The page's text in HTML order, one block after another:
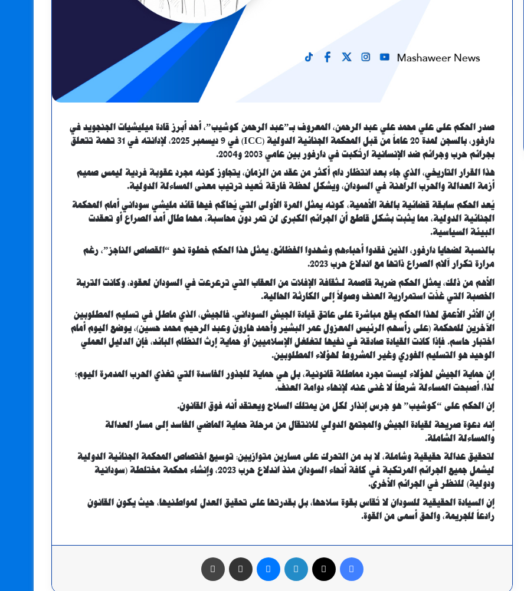
صدر الحكم على علي محمد علي عبد الرحمن، المعروف بـ”عبد الرحمن كوشيب”، أحد أبرز قادة ميليشيات الجنجويد في
دارفور، بالسجن لمدة 20 عاماً من قبل المحكمة الجنائية الدولية (ICC) في 9 ديسمبر 2025، لإدانته في 31 تهمة تتعلق
بجرائم حرب وجرائم ضد الإنسانية ارتُكبت في دارفور بين عامي 2003 و2004.
هذا القرار التاريخي، الذي جاء بعد انتظار دام أكثر من عقد من الزمان، يتجاوز كونه مجرد عقوبة فردية ليمس صميم
أزمة العدالة والحرب الراهنة في السودان، ويشكل لحظة فارقة تُعيد ترتيب معنى المساءلة الدولية.
يُعد الحكم سابقة قضائية بالغة الأهمية، كونه يمثل المرة الأولى التي يُحاكَم فيها قائد مليشي سوداني أمام المحكمة
الجنائية الدولية، مما يثبت بشكل قاطع أن الجرائم الكبرى لن تمر دون محاسبة، مهما طال أمد الصراع أو تعقدت
البيئة السياسية.
بالنسبة لضحايا دارفور، الذين فقدوا أحباءهم وشهدوا الفظائع، يمثل هذا الحكم خطوة نحو “القصاص الناجز”، رغم
مرارة تكرار آلام الصراع ذاتها مع اندلاع حرب 2023.
الأهم من ذلك، يمثل الحكم ضربة قاصمة لـثقافة الإفلات من العقاب التي ترعرعت في السودان لعقود، وكانت التربة
الخصبة التي غذّت استمرارية العنف وصولاً إلى الكارثة الحالية.
إن الأثر الأعمق لهذا الحكم يقع مباشرة على عاتق قيادة الجيش السوداني. فالجيش، الذي ماطل في تسليم المطلوبين
الآخرين للمحكمة (على رأسهم الرئيس المعزول عمر البشير وأحمد هارون وعبد الرحيم محمد حسين)، يوضع اليوم أمام
اختبار حاسم. فإذا كانت القيادة صادقة في نفيها لتغلغل الإسلاميين أو حماية إرث النظام البائد، فإن الدليل العملي
الوحيد هو التسليم الفوري وغير المشروط لهؤلاء المطلوبين.
إن حماية الجيش لهؤلاء ليست مجرد مماطلة قانونية، بل هي حماية للجذور الفاسدة التي تغذي الحرب المدمرة اليوم؛
لذا، أصبحت المساءلة شرطاً لا غنى عنه لإنهاء دوامة العنف.
إن الحكم على “كوشيب” هو جرس إنذار لكل من يمتلك السلاح ويعتقد أنه فوق القانون.
إنه دعوة صريحة لقيادة الجيش والمجتمع الدولي للانتقال من مرحلة حماية الماضي الفاسد إلى مسار العدالة
والمساءلة الشاملة.
لتحقيق عدالة حقيقية وشاملة، لا بد من التحرك على مسارين متوازيين: توسيع اختصاص المحكمة الجنائية الدولية
ليشمل جميع الجرائم المرتكبة في كافة أنحاء السودان منذ اندلاع حرب 2023، وإنشاء محكمة مختلطة (سودانية
ودولية) للنظر في الجرائم الأخرى.
إن السيادة الحقيقية للسودان لا تُقاس بقوة سلاحها، بل بقدرتها على تحقيق العدل لمواطنيها، حيث يكون القانون
رادعاً للجريمة، والحق أسمى من القوة.
فيسبوك لينكدإن ماسنجر مشاركة عبر البريد